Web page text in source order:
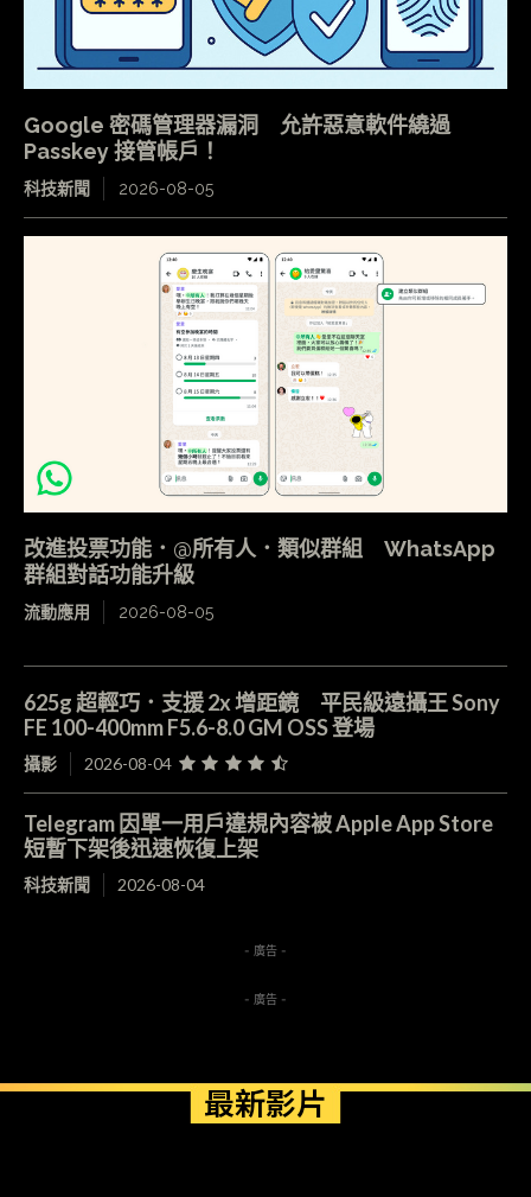
Google 密碼管理器漏洞 允許惡意軟件繞過
Passkey 接管帳戶！
科技新聞 2026-08-05
改進投票功能．@所有人．類似群組 WhatsApp
群組對話功能升級
流動應用 2026-08-05
625g 超輕巧．支援 2x 增距鏡 平民級遠攝王 Sony
FE 100-400mm F5.6-8.0 GM OSS 登場
攝影 2026-08-04
Telegram 因單一用戶違規內容被 Apple App Store
短暫下架後迅速恢復上架
科技新聞 2026-08-04
- 廣告 -
- 廣告 -
最新影片